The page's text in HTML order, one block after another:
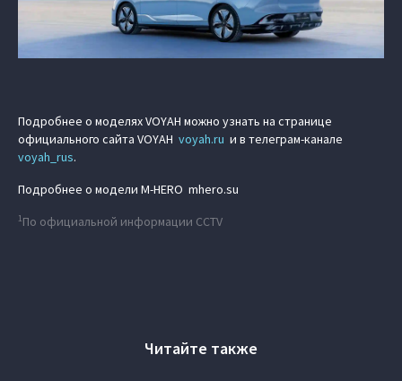
Подробнее о моделях VOYAH можно узнать на странице
официального сайта VOYAH voyah.ru и в телеграм-канале
voyah_rus.
Подробнее о модели M‑HERO mhero.su
1По официальной информации CCTV
Читайте также